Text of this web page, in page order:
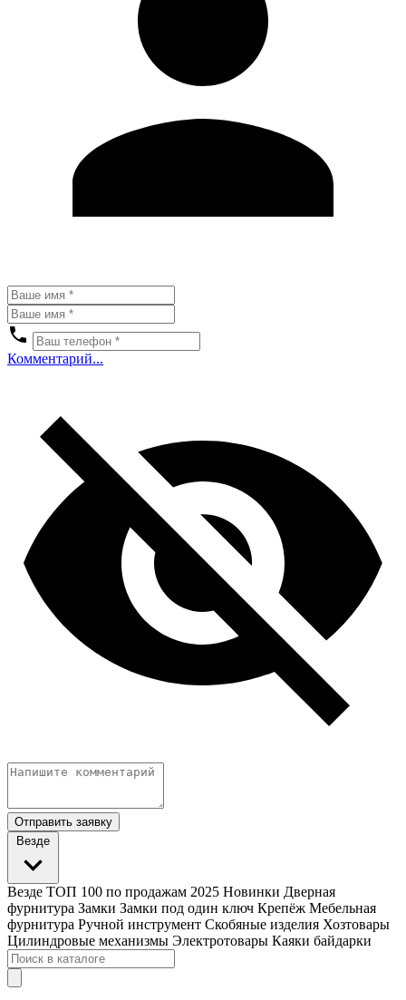
Комментарий...
Отправить заявку
Везде
Везде ТОП 100 по продажам 2025 Новинки Дверная
фурнитура Замки Замки под один ключ Крепёж Мебельная
фурнитура Ручной инструмент Скобяные изделия Хозтовары
Цилиндровые механизмы Электротовары Каяки байдарки